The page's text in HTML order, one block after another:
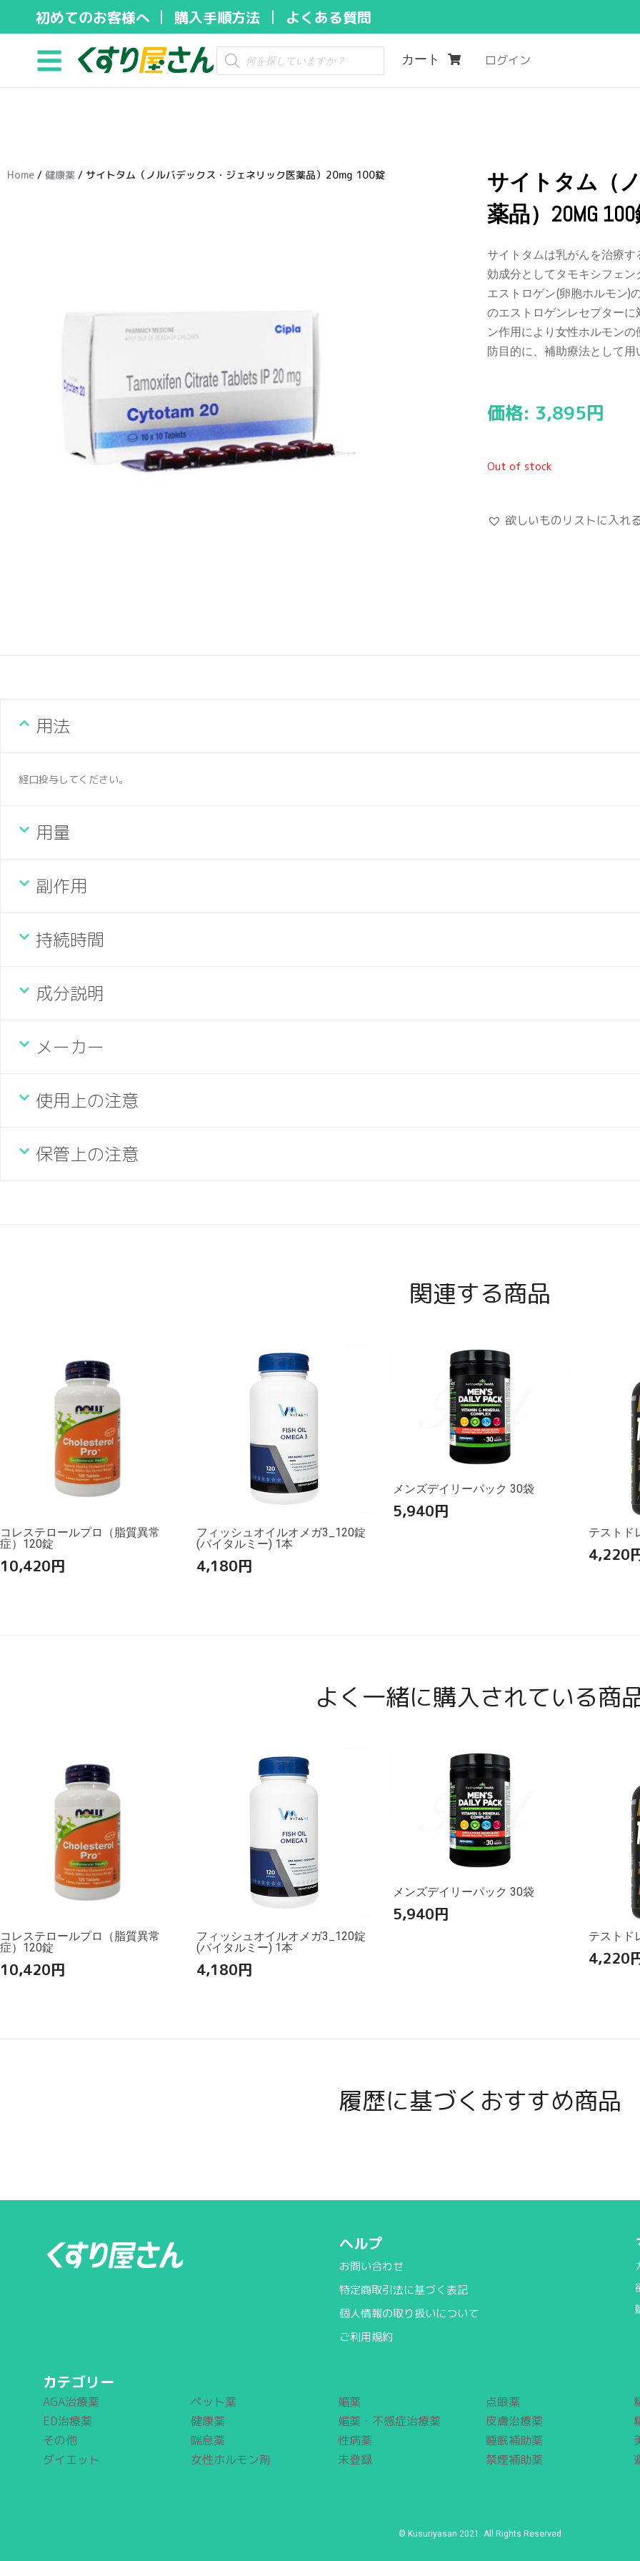
キ
初めてのお客様へ 購入手順方法 よくある質問
カート ログイン
Home / 健康薬 / サイトタム（ノルバデックス・ジェネリック医薬品）20mg 100錠
サイトタム（
薬品）20MG
サイトタムは乳がんを治療
効成分としてタモキシフェ
エストロゲン(卵胞ホルモン)
のエストロゲンレセプター
ン作用により女性ホルモン
防目的に、補助療法として
価格: 3,895円
Out of stock
欲しいものリストに入れ
用法
経口投与してください。
用量
副作用
持続時間
成分説明
メーカー
使用上の注意
保管上の注意
関連する商品
コレステロールプロ（脂質異常
症）120錠
10,420円
フィッシュオイルオメガ3_120錠
(バイタルミー) 1本
4,180円
メンズデイリーパック 30袋
5,940円
テストド
4,220
よく一緒に購入されている商
コレステロールプロ（脂質異常
症）120錠
10,420円
フィッシュオイルオメガ3_120錠
(バイタルミー) 1本
4,180円
メンズデイリーパック 30袋
5,940円
テストド
4,220
履歴に基づくおすすめ商品
ヘルプ
お問い合わせ
特定商取引法に基づく表記
個人情報の取り扱いについて
ご利用規約
カテゴリー
AGA治療薬
ED治療薬
その他
ダイエット
ペット薬
健康薬
喘息薬
女性ホルモン剤
媚薬
媚薬・不感症治療薬
性病薬
未登録
点眼薬
皮膚治療薬
睡眠補助薬
禁煙補助薬
© Kusuriyasan 2021. All Rights Reserved